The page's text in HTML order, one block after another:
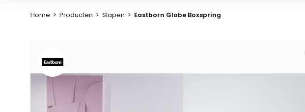
Home > Producten > Slapen > Eastborn Globe Boxspring